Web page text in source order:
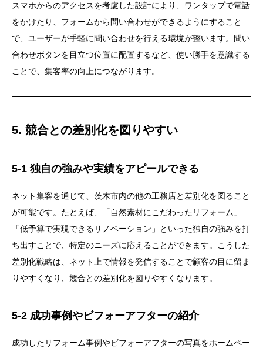
スマホからのアクセスを考慮した設計により、ワンタップで電話
をかけたり、フォームから問い合わせができるようにすること
で、ユーザーが手軽に問い合わせを行える環境が整います。問い
合わせボタンを目立つ位置に配置するなど、使い勝手を意識する
ことで、集客率の向上につながります。
5. 競合との差別化を図りやすい
5-1 独自の強みや実績をアピールできる
ネット集客を通じて、茨木市内の他の工務店と差別化を図ること
が可能です。たとえば、「自然素材にこだわったリフォーム」
「低予算で実現できるリノベーション」といった独自の強みを打
ち出すことで、特定のニーズに応えることができます。こうした
差別化戦略は、ネット上で情報を発信することで顧客の目に留ま
りやすくなり、競合との差別化を図りやすくなります。
5-2 成功事例やビフォーアフターの紹介
成功したリフォーム事例やビフォーアフターの写真をホームペー